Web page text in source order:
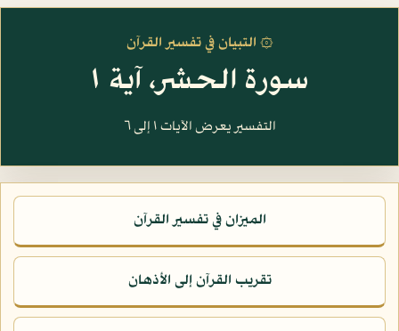
۞ التبيان في تفسير القرآن
سورة الحشر، آية ١
التفسير يعرض الآيات ١ إلى ٦
الميزان في تفسير القرآن
تقريب القرآن إلى الأذهان